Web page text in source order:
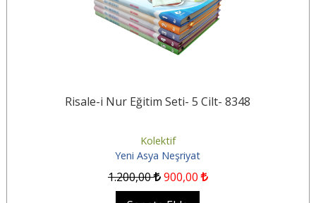
Risale-i Nur Eğitim Seti- 5 Cilt- 8348
Kolektif
Yeni Asya Neşriyat
1.200,00 900,00